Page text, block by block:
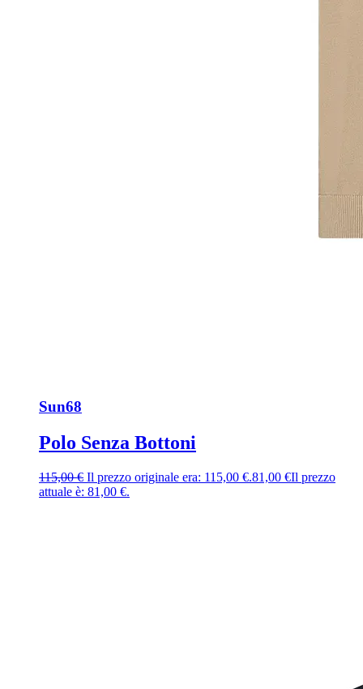
Sun68
Polo Senza Bottoni
115,00€ Il prezzo originale era: 115,00 €.81,00 €Il prezzo
attuale è: 81,00 €.